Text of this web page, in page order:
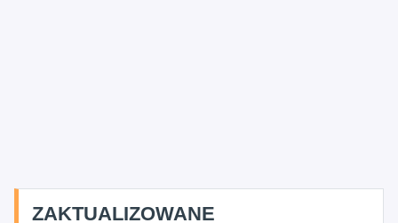
ZAKTUALIZOWANE